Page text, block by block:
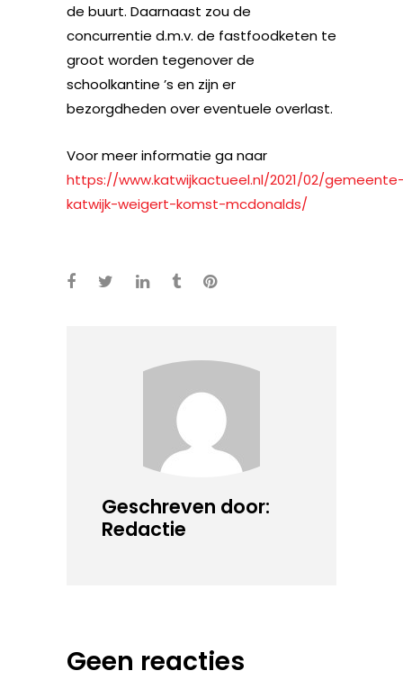
de buurt. Daarnaast zou de
concurrentie d.m.v. de fastfoodketen te
groot worden tegenover de
schoolkantine ’s en zijn er
bezorgdheden over eventuele overlast.
Voor meer informatie ga naar
https://www.katwijkactueel.nl/2021/02/
katwijk-weigert-komst-mcdonalds/
Geschreven door:
Redactie
Geen reacties